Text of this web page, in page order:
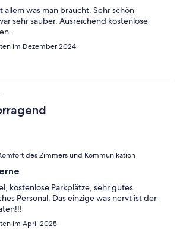
allem was man braucht. Sehr schön
sehr sauber. Ausreichend kostenlose
im Dezember 2024
des Zimmers und Kommunikation
kostenlose Parkplätze, sehr gutes
Personal. Das einzige was nervt ist der
im April 2025